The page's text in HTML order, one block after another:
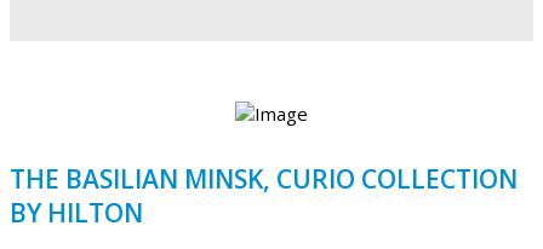
THE BASILIAN MINSK, CURIO COLLECTION
BY HILTON